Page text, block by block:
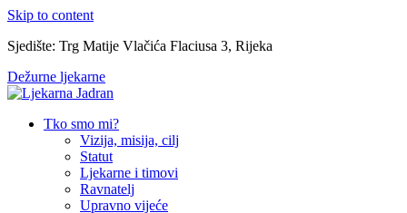
Skip to content
Sjedište: Trg Matije Vlačića Flaciusa 3, Rijeka
Dežurne ljekarne
Tko smo mi?
Vizija, misija, cilj
Statut
Ljekarne i timovi
Ravnatelj
Upravno vijeće